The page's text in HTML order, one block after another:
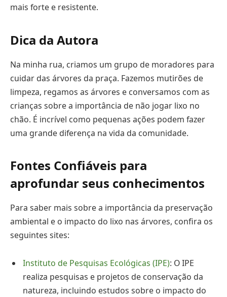
mais forte e resistente.
Dica da Autora
Na minha rua, criamos um grupo de moradores para
cuidar das árvores da praça. Fazemos mutirões de
limpeza, regamos as árvores e conversamos com as
crianças sobre a importância de não jogar lixo no
chão. É incrível como pequenas ações podem fazer
uma grande diferença na vida da comunidade.
Fontes Confiáveis para
aprofundar seus conhecimentos
Para saber mais sobre a importância da preservação
ambiental e o impacto do lixo nas árvores, confira os
seguintes sites:
Instituto de Pesquisas Ecológicas (IPE): O IPE
realiza pesquisas e projetos de conservação da
natureza, incluindo estudos sobre o impacto do